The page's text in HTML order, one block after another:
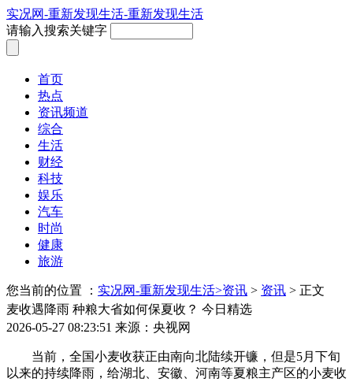
实况网-重新发现生活-重新发现生活
请输入搜索关键字
首页
热点
资讯频道
综合
生活
财经
科技
娱乐
汽车
时尚
健康
旅游
您当前的位置 ： 实况网-重新发现生活>资讯 > 资讯 > 正文
麦收遇降雨 种粮大省如何保夏收？ 今日精选
2026-05-27 08:23:51 来源：央视网
当前，全国小麦收获正由南向北陆续开镰，但是5月下旬
以来的持续降雨，给湖北、安徽、河南等夏粮主产区的小麦收